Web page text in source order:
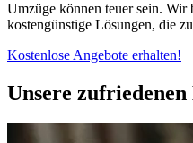
Umzüge können teuer sein. Wir
kostengünstige Lösungen, die
Kostenlose Angebote erhalten!
Unsere